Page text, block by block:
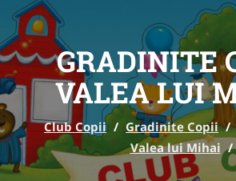
GRADINITE
VALEA LUI
Club Copii / Gradinite Copii /
Valea lui Mihai /